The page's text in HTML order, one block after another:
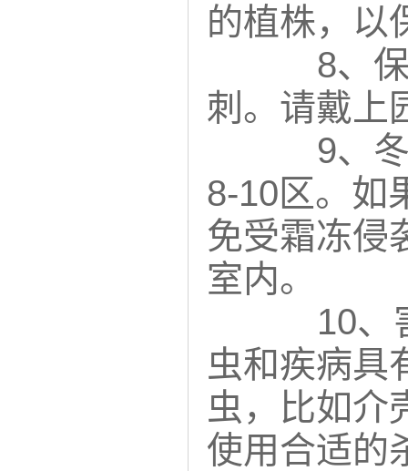
的植株，以
8、
刺。请戴上
9、
8-10区。如
免受霜冻侵
室内。
10、
虫和疾病具
虫，比如介
使用合适的